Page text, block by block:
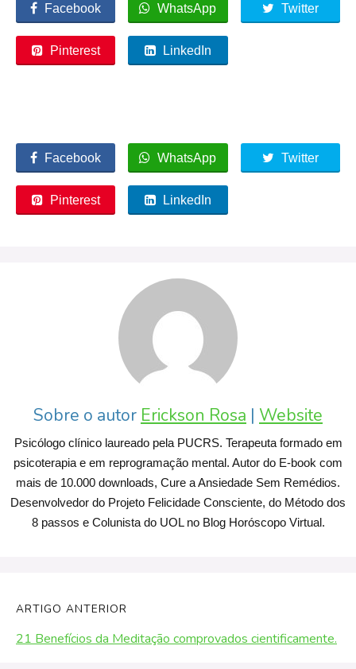
Facebook WhatsApp Twitter
Pinterest LinkedIn
Facebook WhatsApp Twitter
Pinterest LinkedIn
Sobre o autor Erickson Rosa | Website
Psicólogo clínico laureado pela PUCRS. Terapeuta formado em
psicoterapia e em reprogramação mental. Autor do E-book com
mais de 10.000 downloads, Cure a Ansiedade Sem Remédios.
Desenvolvedor do Projeto Felicidade Consciente, do Método dos
8 passos e Colunista do UOL no Blog Horóscopo Virtual.
ARTIGO ANTERIOR
21 Benefícios da Meditação comprovados cientificamente.